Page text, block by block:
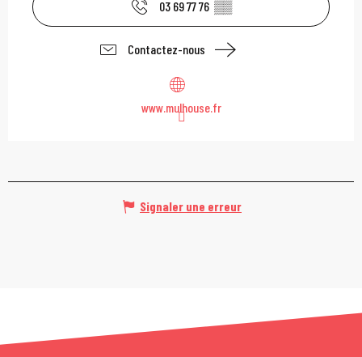
03 69 77 76 ▒▒
Contactez-nous
www.mulhouse.fr
Signaler une erreur